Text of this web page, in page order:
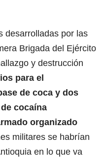
desarrolladas por las
Brigada del Ejército
y destrucción
para el
de coca y dos
cocaína
organizado
militares se habrían
en lo que va